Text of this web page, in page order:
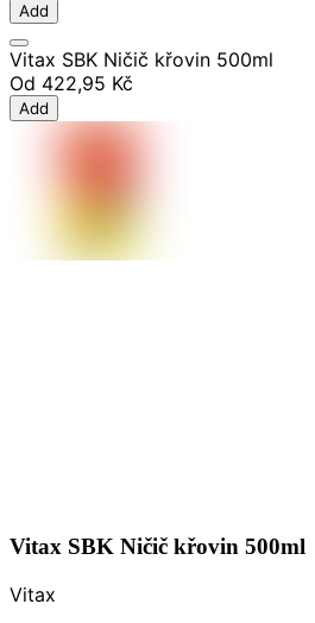
Add
Vitax SBK Ničič křovin 500ml
Od 422,95 Kč
Add
Vitax SBK Ničič křovin 500ml
Vitax